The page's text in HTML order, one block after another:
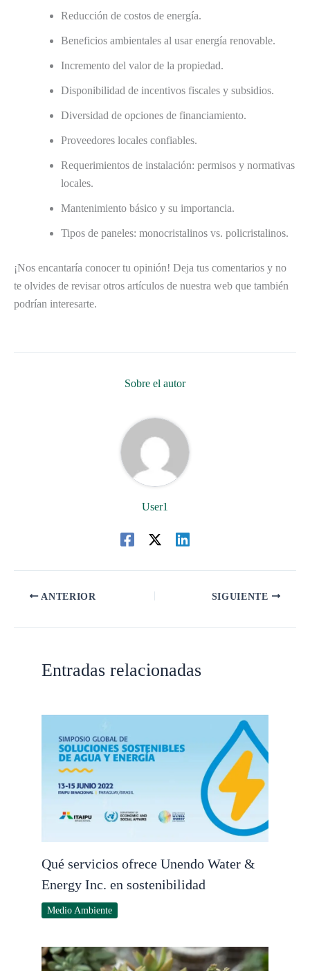
Reducción de costos de energía.
Beneficios ambientales al usar energía renovable.
Incremento del valor de la propiedad.
Disponibilidad de incentivos fiscales y subsidios.
Diversidad de opciones de financiamiento.
Proveedores locales confiables.
Requerimientos de instalación: permisos y normativas
locales.
Mantenimiento básico y su importancia.
Tipos de paneles: monocristalinos vs. policristalinos.
¡Nos encantaría conocer tu opinión! Deja tus comentarios y no
te olvides de revisar otros artículos de nuestra web que también
podrían interesarte.
Sobre el autor
User1
ANTERIOR SIGUIENTE
Entradas relacionadas
Qué servicios ofrece Unendo Water &
Energy Inc. en sostenibilidad
Medio Ambiente